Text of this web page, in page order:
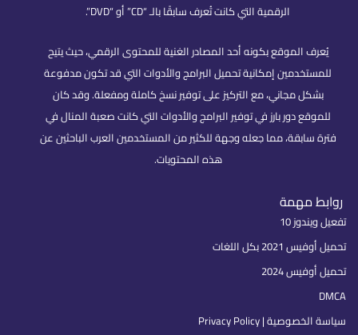
الرقمية التي كانت تُعرف سابقًا بالـ “CD” أو “DVD”.
يُعرف الموقع بكونه أحد المصادر الغنية للمحتوى الرقمي، حيث يتيح
للمستخدمين إمكانية تحميل البرامج والأدوات التي قد تكون مدفوعة
بشكل مجاني، مع التركيز على توفير نسخ كاملة ومفعلة. وقد كان
للموقع دور بارز في توفير البرامج والأدوات التي كانت صعبة المنال في
فترة سابقة، مما جعله وجهة للكثير من المستخدمين العرب الباحثين عن
هذه المحتويات.
روابط مهمة
تفعيل ويندوز 10
تحميل أوفيس 2021 بكل اللغات
تحميل أوفيس 2024
DMCA
سياسة الخصوصية | Privacy Policy